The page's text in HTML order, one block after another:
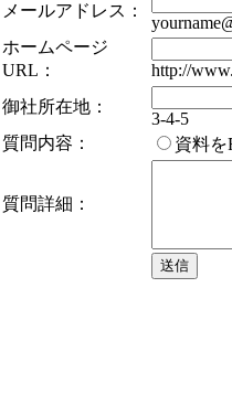
メールアドレス：
ホームページ
URL：
http://
御社所在地：
3-4-5
質問内容：
資料
質問詳細：